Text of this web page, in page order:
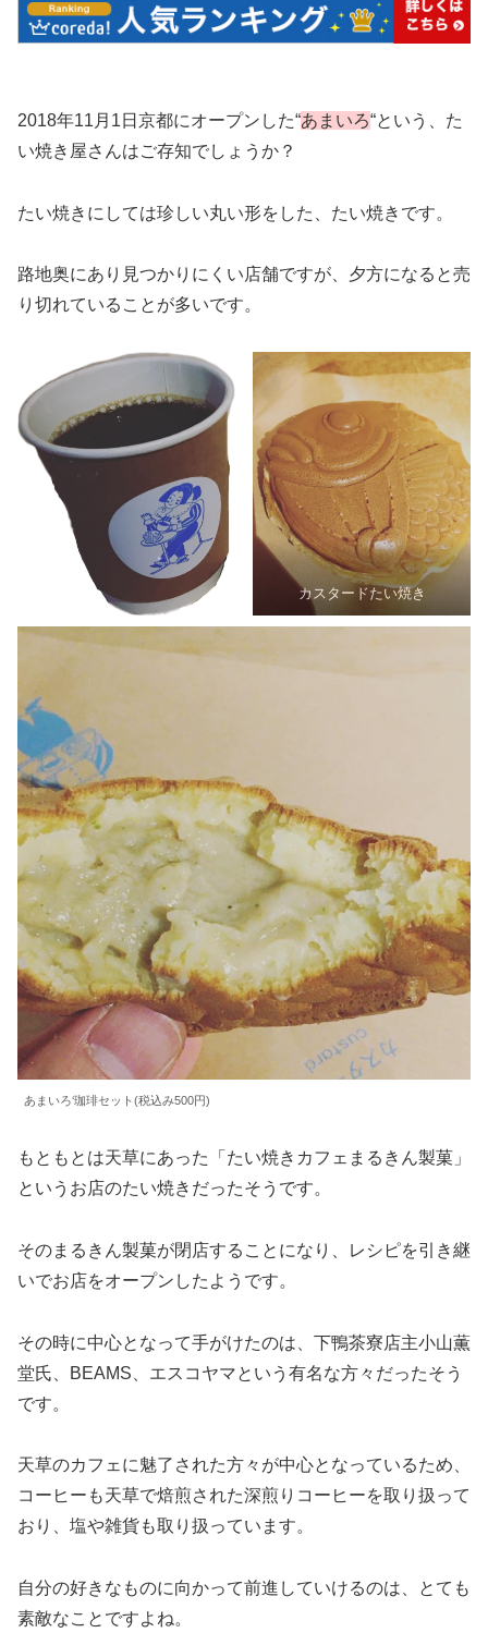
2018年11月1日京都にオープンした“あまいろ“という、た
い焼き屋さんはご存知でしょうか？
たい焼きにしては珍しい丸い形をした、たい焼きです。
路地奥にあり見つかりにくい店舗ですが、夕方になると売
り切れていることが多いです。
カスタードたい焼き
あまいろ‘珈琲セット(税込み500円)
もともとは天草にあった「たい焼きカフェまるきん製菓」
というお店のたい焼きだったそうです。
そのまるきん製菓が閉店することになり、レシピを引き継
いでお店をオープンしたようです。
その時に中心となって手がけたのは、下鴨茶寮店主小山薫
堂氏、BEAMS、エスコヤマという有名な方々だったそう
です。
天草のカフェに魅了された方々が中心となっているため、
コーヒーも天草で焙煎された深煎りコーヒーを取り扱って
おり、塩や雑貨も取り扱っています。
自分の好きなものに向かって前進していけるのは、とても
素敵なことですよね。